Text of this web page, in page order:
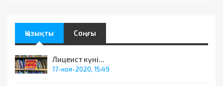
Қызықты Соңғы
Лицеист күні...
17-ноя-2020, 15:49